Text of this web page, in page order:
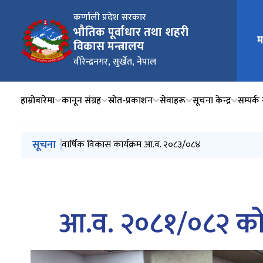
कर्णाली प्रदेश सरकार
भौतिक पूर्वाधार तथा शहरी
विकास मन्त्रालय
वीरेन्द्रनगर, सुर्खेत, नेपाल
मुख्य
हाम्रोबारेमा कानून संग्रह स्रोत-प्रकाशन सेवाहरू सूचना केन्द्र सम्पर्क
मुख्य नेभिगेसनमा जानुहोस्
सूचना सडक मर्मत सम्भार निर्देशिका २०८३
RMG अन्तरगतका प्रादेशिक सडकहरुको नियमित मर्मत
वार्षिक विकास कार्यक्रम आ.व. २०८३/०८४
यातायात क्षेत्रको जेठ महिनासम्मको राजश्व विवरण
मन्त्रालय र मातहत निकायको बैशाख महिनासम्मको वित्तीय
आ.व. २०८१/०८२ को